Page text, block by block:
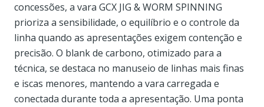
concessões, a vara GCX JIG & WORM SPINNING
prioriza a sensibilidade, o equilíbrio e o controle da
linha quando as apresentações exigem contenção e
precisão. O blank de carbono, otimizado para a
técnica, se destaca no manuseio de linhas mais finas
e iscas menores, mantendo a vara carregada e
conectada durante toda a apresentação. Uma ponta